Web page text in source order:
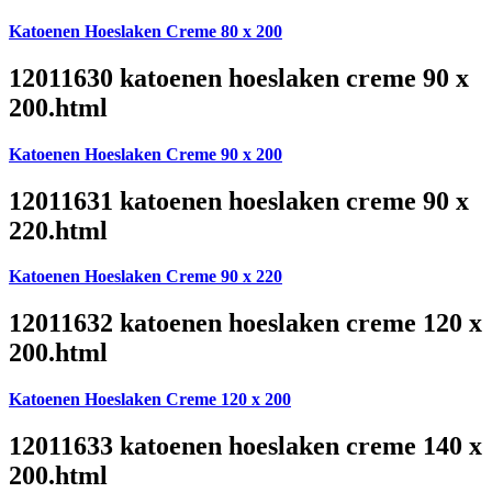
Katoenen Hoeslaken Creme 80 x 200
12011630 katoenen hoeslaken creme 90 x
200.html
Katoenen Hoeslaken Creme 90 x 200
12011631 katoenen hoeslaken creme 90 x
220.html
Katoenen Hoeslaken Creme 90 x 220
12011632 katoenen hoeslaken creme 120 x
200.html
Katoenen Hoeslaken Creme 120 x 200
12011633 katoenen hoeslaken creme 140 x
200.html